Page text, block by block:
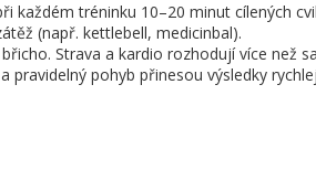
každém tréninku 10–20 minut cílených
(např. kettlebell, medicinbal).
Strava a kardio rozhodují více než
pravidelný pohyb přinesou výsledky